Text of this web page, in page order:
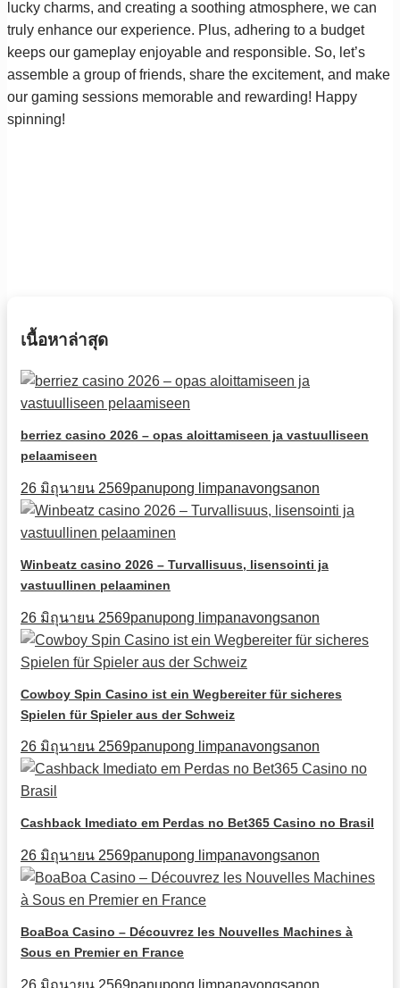
lucky charms, and creating a soothing atmosphere, we can
truly enhance our experience. Plus, adhering to a budget
keeps our gameplay enjoyable and responsible. So, let’s
assemble a group of friends, share the excitement, and make
our gaming sessions memorable and rewarding! Happy
spinning!
เนื้อหาล่าสุด
berriez casino 2026 – opas aloittamiseen ja vastuulliseen
pelaamiseen
26 มิถุนายน 2569panupong limpanavongsanon
Winbeatz casino 2026 – Turvallisuus, lisensointi ja
vastuullinen pelaaminen
26 มิถุนายน 2569panupong limpanavongsanon
Cowboy Spin Casino ist ein Wegbereiter für sicheres
Spielen für Spieler aus der Schweiz
26 มิถุนายน 2569panupong limpanavongsanon
Cashback Imediato em Perdas no Bet365 Casino no Brasil
26 มิถุนายน 2569panupong limpanavongsanon
BoaBoa Casino – Découvrez les Nouvelles Machines à
Sous en Premier en France